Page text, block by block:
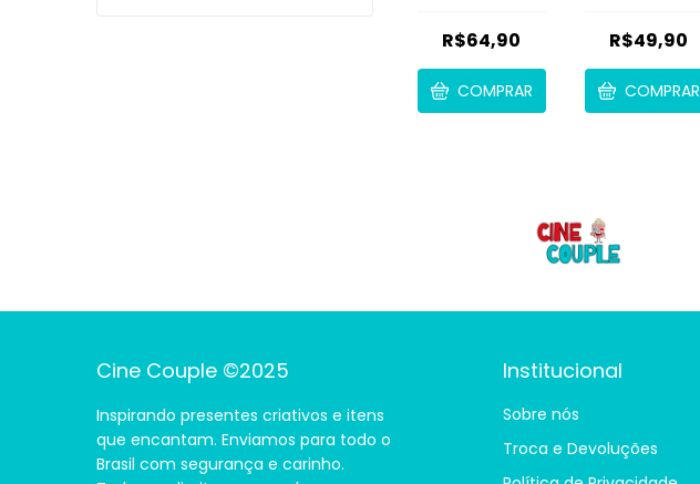
R$64,90
COMPRAR
R$49,90
COMPRAR
Cine Couple ©2025
Inspirando presentes criativos e itens
que encantam. Enviamos para todo o
Brasil com segurança e carinho.
Institucional
Sobre nós
Troca e Devoluções